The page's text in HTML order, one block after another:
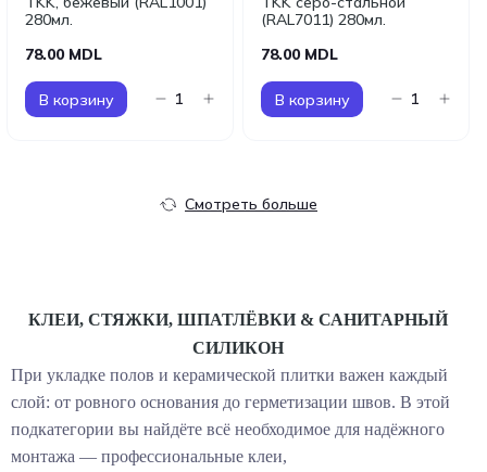
280мл.
78.00 MDL
В корзину
(RAL7011) 280мл.
78.00 MDL
В корзину
Смотреть больше
КЛЕИ, СТЯЖКИ, ШПАТЛЁВКИ & САНИТАРНЫЙ
СИЛИКОН
При укладке полов и керамической плитки важен каждый
слой: от ровного основания до герметизации швов. В этой
подкатегории вы найдёте всё необходимое для надёжного
монтажа — профессиональные клеи,